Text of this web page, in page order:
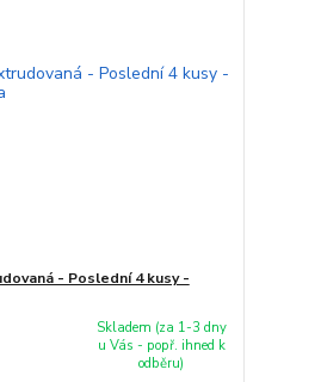
- Poslední 4 kusy -
Skladem (za 1-3 dny
u Vás - popř. ihned k
odběru)